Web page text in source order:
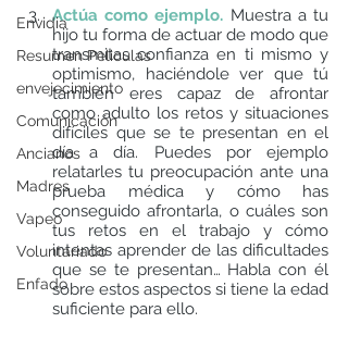
Envidia
Resumen Peliculas
envejecimiento
Comunicación
Ancianos
Madres
Vapeo
Voluntariado
Enfado
Actúa como ejemplo. Muestra a tu
hijo tu forma de actuar de modo que
transmitas confianza en ti mismo y
optimismo, haciéndole ver que tú
también eres capaz de afrontar
como adulto los retos y situaciones
difíciles que se te presentan en el
día a día. Puedes por ejemplo
relatarles tu preocupación ante una
prueba médica y cómo has
conseguido afrontarla, o cuáles son
tus retos en el trabajo y cómo
intentas aprender de las dificultades
que se te presentan… Habla con él
sobre estos aspectos si tiene la edad
suficiente para ello.